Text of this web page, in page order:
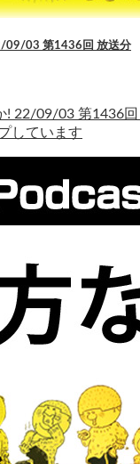
09/03 第1436回 放送分
! 22/09/03 第1436
しています